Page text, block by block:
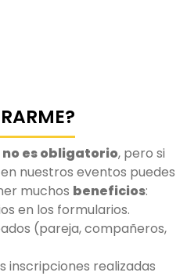
no es obligatorio, pero si
nuestros eventos puedes
muchos beneficios:
en los formularios.
(pareja, compañeros,
inscripciones realizadas